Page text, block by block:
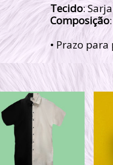
Tecido: Sarja
Composição
• Prazo